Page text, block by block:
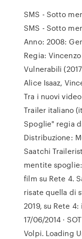
SMS - Sotto
SMS - Sotto
Anno: 2008:
Regia:
Vulnerabili
Alice Isaaz,
Tra i nuovi
Trailer italiano
Spoglie" regia
Distribuzione:
Saatchi
mentite
film su Rete 4.
risate quella di
2019, su Rete
17/06/2014 ·
Volpi. Loading